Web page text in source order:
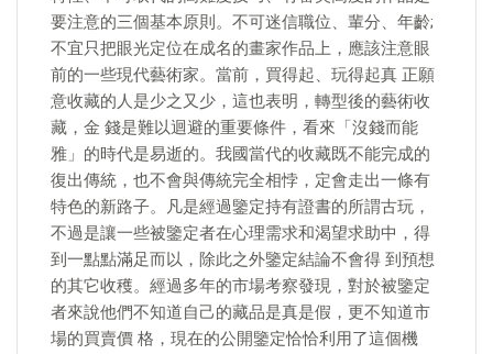
要注意的三個基本原則。不可迷信職位、輩分、年齡;
不宜只把眼光定位在成名的畫家作品上，應該注意眼
前的一些現代藝術家。當前，買得起、玩得起真 正願
意收藏的人是少之又少，這也表明，轉型後的藝術收
藏，金 錢是難以迴避的重要條件，看來「沒錢而能
雅」的時代是易逝的。我國當代的收藏既不能完成的
復出傳統，也不會與傳統完全相悖，定會走出一條有
特色的新路子。凡是經過鑒定持有證書的所謂古玩，
不過是讓一些被鑒定者在心理需求和渴望求助中，得
到一點點滿足而以，除此之外鑒定結論不會得 到預想
的其它收穫。經過多年的市場考察發現，對於被鑒定
者來說他們不知道自己的藏品是真是假，更不知道市
場的買賣價 格，現在的公開鑒定恰恰利用了這個機